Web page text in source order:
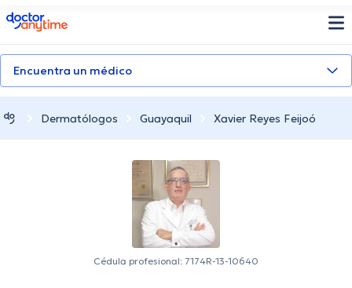
doctoranytime
Encuentra un médico
Dermatólogos Guayaquil Xavier Reyes Feijoó
Cédula profesional: 7174R-13-10640